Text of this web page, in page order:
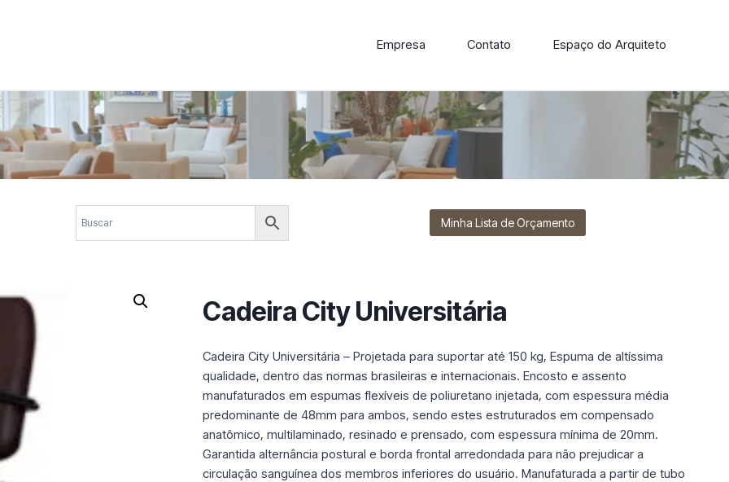
Empresa Contato Espaço do Arquiteto
com elegância, funcionalidade e personalidade. Explore nossa linha de cadeiras, poltronas, sofás e mesas de
design.
Minha Lista de Orçamento
Cadeira City Universitária
Cadeira City Universitária – Projetada para suportar até 150 kg, Espuma de altíssima
qualidade, dentro das normas brasileiras e internacionais. Encosto e assento
manufaturados em espumas flexíveis de poliuretano injetada, com espessura média
predominante de 48mm para ambos, sendo estes estruturados em compensado
anatômico, multilaminado, resinado e prensado, com espessura mínima de 20mm.
Garantida alternância postural e borda frontal arredondada para não prejudicar a
circulação sanguínea dos membros inferiores do usuário. Manufaturada a partir de tubo